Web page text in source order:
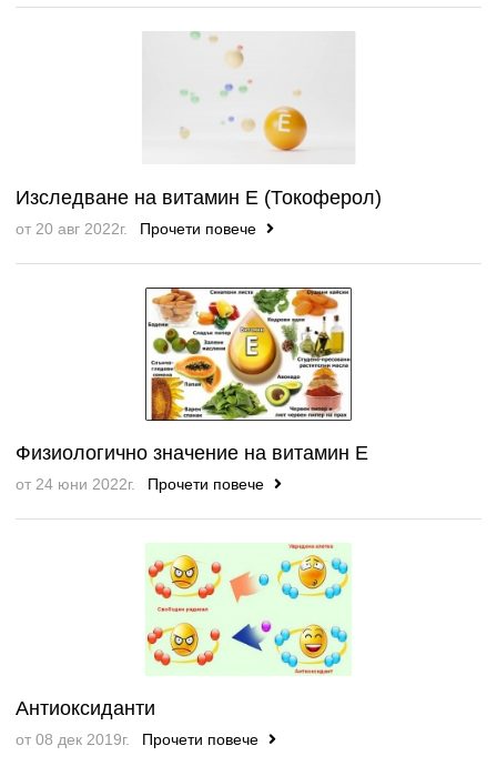
Изследване на витамин Е (Токоферол)
от 20 авг 2022г. Прочети повече
Физиологично значение на витамин Е
от 24 юни 2022г. Прочети повече
Антиоксиданти
от 08 дек 2019г. Прочети повече